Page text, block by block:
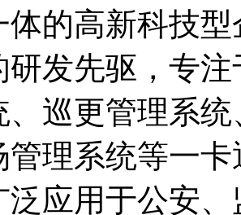
体的高新科技
研发先驱，专
、巡更管理系
管理系统等一
泛应用于公安